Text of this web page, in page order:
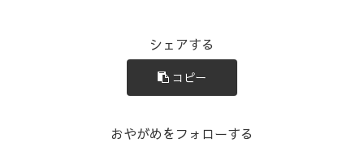
シェアする
コピー
おやがめをフォローする